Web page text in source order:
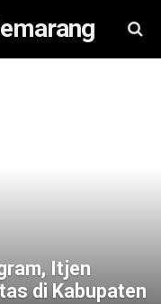
Itjen
di Kabupaten